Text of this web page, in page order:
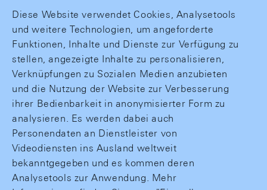
Diese Website verwendet Cookies, Analysetools
und weitere Technologien, um angeforderte
Funktionen, Inhalte und Dienste zur Verfügung zu
stellen, angezeigte Inhalte zu personalisieren,
Verknüpfungen zu Sozialen Medien anzubieten
und die Nutzung der Website zur Verbesserung
ihrer Bedienbarkeit in anonymisierter Form zu
analysieren. Es werden dabei auch
Personendaten an Dienstleister von
Videodiensten ins Ausland weltweit
bekanntgegeben und es kommen deren
Analysetools zur Anwendung. Mehr